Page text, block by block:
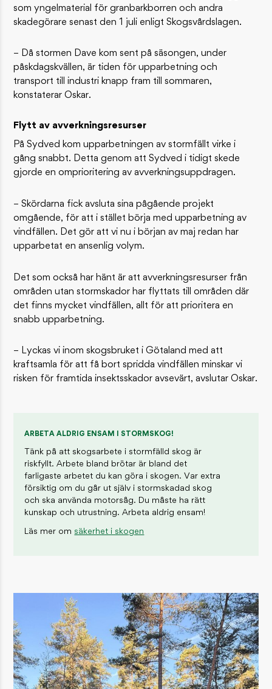
som yngelmaterial för granbarkborren och andra
skadegörare senast den 1 juli enligt Skogsvårdslagen.
– Då stormen Dave kom sent på säsongen, under
påskdagskvällen, är tiden för upparbetning och
transport till industri knapp fram till sommaren,
konstaterar Oskar.
Flytt av avverkningsresurser
På Sydved kom upparbetningen av stormfällt virke i
gång snabbt. Detta genom att Sydved i tidigt skede
gjorde en omprioritering av avverkningsuppdragen.
– Skördarna fick avsluta sina pågående projekt
omgående, för att i stället börja med upparbetning av
vindfällen. Det gör att vi nu i början av maj redan har
upparbetat en ansenlig volym.
Det som också har hänt är att avverkningsresurser från
områden utan stormskador har flyttats till områden där
det finns mycket vindfällen, allt för att prioritera en
snabb upparbetning.
– Lyckas vi inom skogsbruket i Götaland med att
kraftsamla för att få bort spridda vindfällen minskar vi
risken för framtida insektsskador avsevärt, avslutar Oskar.
ARBETA ALDRIG ENSAM I STORMSKOG!
Tänk på att skogsarbete i stormfälld skog är
riskfyllt. Arbete bland brötar är bland det
farligaste arbetet du kan göra i skogen. Var extra
försiktig om du går ut själv i stormskadad skog
och ska använda motorsåg. Du måste ha rätt
kunskap och utrustning. Arbeta aldrig ensam!
Läs mer om säkerhet i skogen